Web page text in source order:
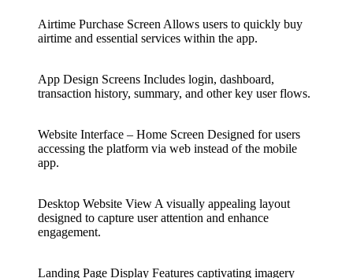
Airtime Purchase Screen Allows users to quickly buy
airtime and essential services within the app.
App Design Screens Includes login, dashboard,
transaction history, summary, and other key user flows.
Website Interface – Home Screen Designed for users
accessing the platform via web instead of the mobile
app.
Desktop Website View A visually appealing layout
designed to capture user attention and enhance
engagement.
Landing Page Display Features captivating imagery